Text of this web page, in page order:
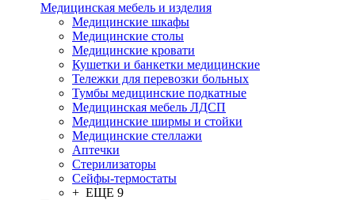
Медицинская мебель и изделия
Медицинские шкафы
Медицинские столы
Медицинские кровати
Кушетки и банкетки медицинские
Тележки для перевозки больных
Тумбы медицинские подкатные
Медицинская мебель ЛДСП
Медицинские ширмы и стойки
Медицинские стеллажи
Аптечки
Стерилизаторы
Сейфы-термостаты
+ ЕЩЕ 9